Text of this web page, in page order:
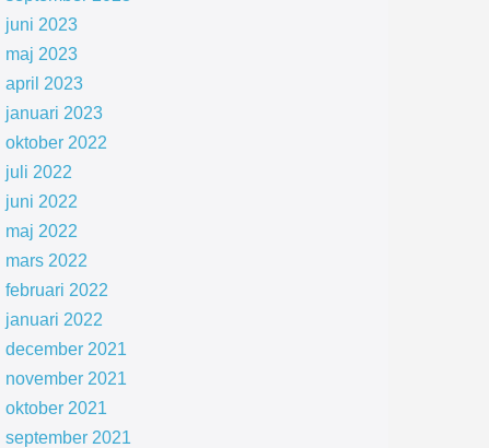
juni 2023
maj 2023
april 2023
januari 2023
oktober 2022
juli 2022
juni 2022
maj 2022
mars 2022
februari 2022
januari 2022
december 2021
november 2021
oktober 2021
september 2021